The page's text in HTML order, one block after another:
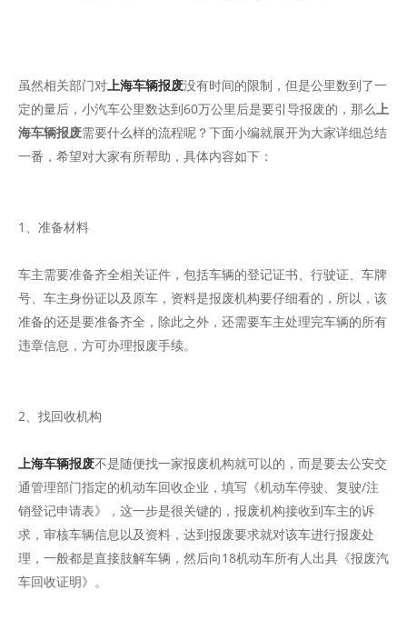
虽然相关部门对上海车辆报废没有时间的限制，但是公里数到了一
定的量后，小汽车公里数达到60万公里后是要引导报废的，那么上
海车辆报废需要什么样的流程呢？下面小编就展开为大家详细总结
一番，希望对大家有所帮助，具体内容如下：
1、准备材料
车主需要准备齐全相关证件，包括车辆的登记证书、行驶证、车牌
号、车主身份证以及原车，资料是报废机构要仔细看的，所以，该
准备的还是要准备齐全，除此之外，还需要车主处理完车辆的所有
违章信息，方可办理报废手续。
2、找回收机构
上海车辆报废不是随便找一家报废机构就可以的，而是要去公安交
通管理部门指定的机动车回收企业，填写《机动车停驶、复驶/注
销登记申请表》，这一步是很关键的，报废机构接收到车主的诉
求，审核车辆信息以及资料，达到报废要求就对该车进行报废处
理，一般都是直接肢解车辆，然后向18机动车所有人出具《报废汽
车回收证明》。